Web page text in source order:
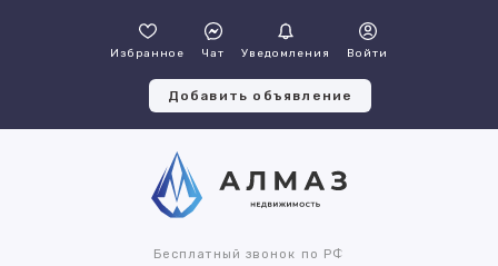
Избранное Чат Уведомления Войти
Добавить объявление
Бесплатный звонок по РФ